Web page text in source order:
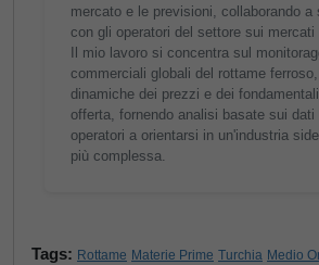
mercato e le previsioni, collaborando
con gli operatori del settore sui mercati
Il mio lavoro si concentra sul
commerciali globali del rottame
dinamiche dei prezzi e dei
offerta, fornendo analisi basate sui dati
operatori a orientarsi in un'industria
più complessa.
Tags: Rottame Materie Prime Turchia Medio